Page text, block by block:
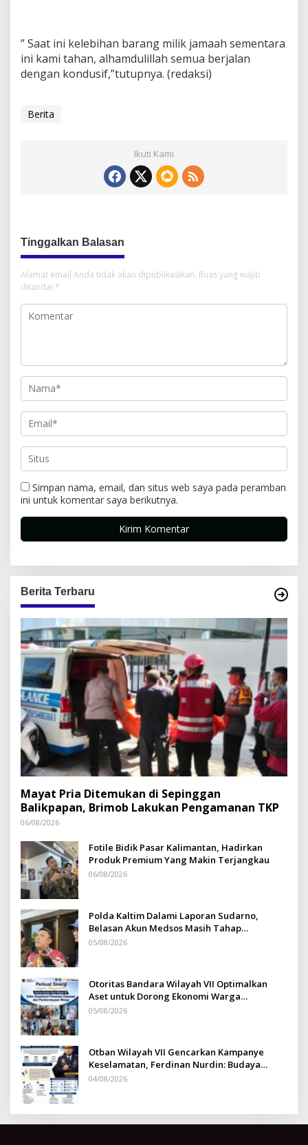
” Saat ini kelebihan barang milik jamaah sementara
ini kami tahan, alhamdulillah semua berjalan
dengan kondusif,”tutupnya. (redaksi)
Berita
Ikuti Kami
Tinggalkan Balasan
Alamat email Anda tidak akan dipublikasikan. Ruas yang wajib
ditandai *
Simpan nama, email, dan situs web saya pada peramban
ini untuk komentar saya berikutnya.
Berita Terbaru
Mayat Pria Ditemukan di Sepinggan
Balikpapan, Brimob Lakukan Pengamanan TKP
06/08/2026
Fotile Bidik Pasar Kalimantan, Hadirkan
Produk Premium Yang Makin Terjangkau
06/08/2026
Polda Kaltim Dalami Laporan Sudarno,
Belasan Akun Medsos Masih Tahap
Penyelidikan
05/08/2026
Otoritas Bandara Wilayah VII Optimalkan
Aset untuk Dorong Ekonomi Warga
Sepinggan
05/08/2026
Otban Wilayah VII Gencarkan Kampanye
Keselamatan, Ferdinan Nurdin: Budaya
Safety Harus Jadi Komitmen Bersama
04/08/2026